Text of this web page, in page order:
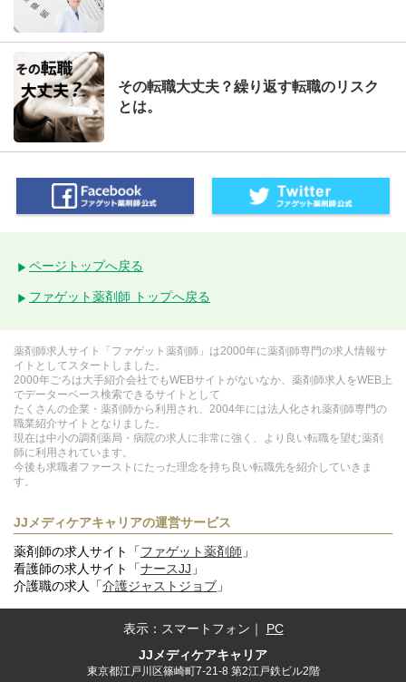
その転職大丈夫？繰り返す転職のリスク
とは。
ページトップへ戻る
ファゲット薬剤師 トップへ戻る
薬剤師求人サイト「ファゲット薬剤師」は2000年に薬剤師専門の求人情報サ
イトとしてスタートしました。
2000年ごろは大手紹介会社でもWEBサイトがないなか、薬剤師求人をWEB上
でデーターベース検索できるサイトとして
たくさんの企業・薬剤師から利用され、2004年には法人化され薬剤師専門の
職業紹介サイトとなりました。
現在は中小の調剤薬局・病院の求人に非常に強く、より良い転職を望む薬剤
師に利用されています。
今後も求職者ファーストにたった理念を持ち良い転職先を紹介していきま
す。
JJメディケアキャリアの運営サービス
薬剤師の求人サイト「ファゲット薬剤師 」
看護師の求人サイト「ナースJJ 」
介護職の求人「介護ジャストジョブ 」
表示： スマートフォン ｜ PC
JJメディケアキャリア
東京都江戸川区篠崎町7-21-8 第2江戸鉄ビル2階